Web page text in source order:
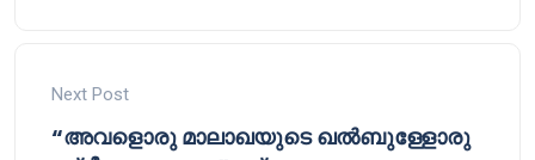
Next Post
“അവളൊരു മാലാഖയുടെ ഖൽബുള്ളോരു